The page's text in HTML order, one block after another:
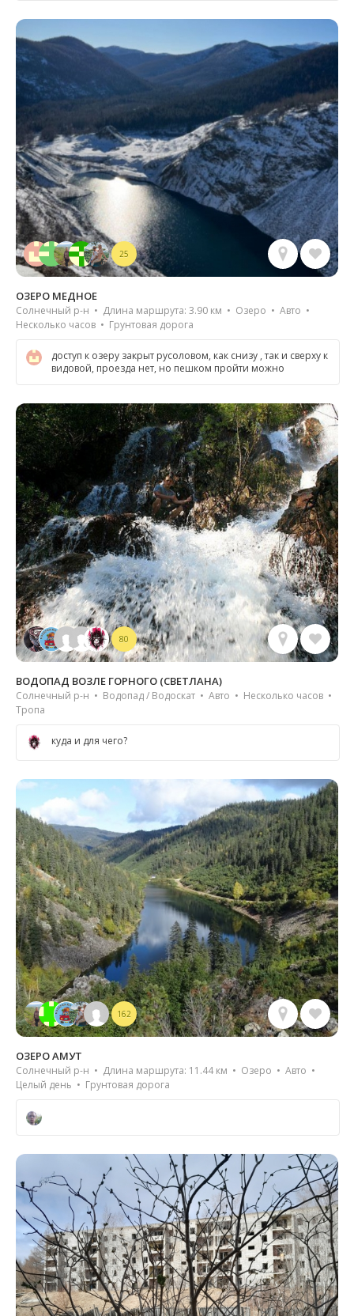
25
ОЗЕРО МЕДНОЕ
Солнечный р-н • Длина маршрута: 3.90 км • Озеро • Авто •
Несколько часов • Грунтовая дорога
доступ к озеру закрыт русоловом, как снизу , так и сверху к
видовой, проезда нет, но пешком пройти можно
80
ВОДОПАД ВОЗЛЕ ГОРНОГО (СВЕТЛАНА)
Солнечный р-н • Водопад / Водоскат • Авто • Несколько часов •
Тропа
куда и для чего?
162
ОЗЕРО АМУТ
Солнечный р-н • Длина маршрута: 11.44 км • Озеро • Авто •
Целый день • Грунтовая дорога